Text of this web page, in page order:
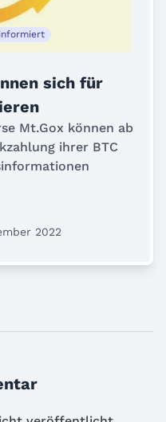
sich für
Mt.Gox können ab
ihrer BTC
2022